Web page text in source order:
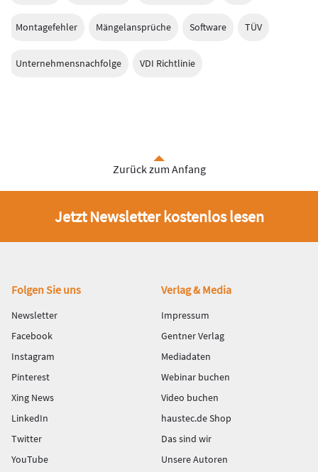
Montagefehler Mängelansprüche Software TÜV
Unternehmensnachfolge VDI Richtlinie
Zurück zum Anfang
Jetzt Newsletter kostenlos lesen
Fußbereich
Folgen Sie uns
Newsletter
Facebook
Instagram
Pinterest
Xing News
LinkedIn
Twitter
YouTube
Verlag & Media
Impressum
Gentner Verlag
Mediadaten
Webinar buchen
Video buchen
haustec.de Shop
Das sind wir
Unsere Autoren